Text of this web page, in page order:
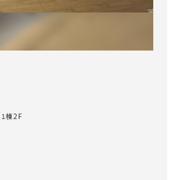
棟2F